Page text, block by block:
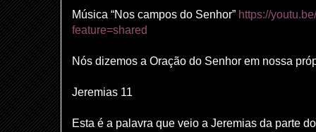
Música “Nos campos do Senhor” https://
feature=shared
Nós dizemos a Oração do Senhor em nossa
Jeremias 11
Esta é a palavra que veio a Jeremias da parte